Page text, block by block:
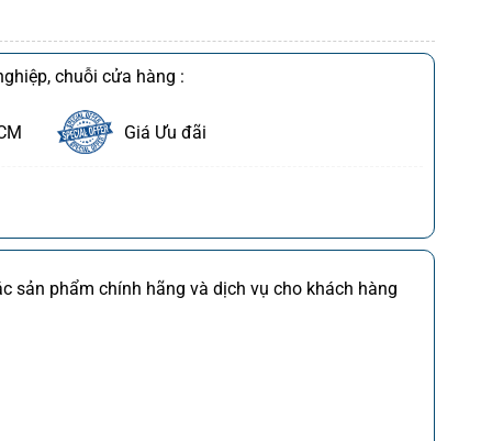
chuỗi cửa hàng :
Giá Ưu đãi
Chi tiết
Chi tiết
sản phẩm chính hãng và dịch vụ cho khách hàng